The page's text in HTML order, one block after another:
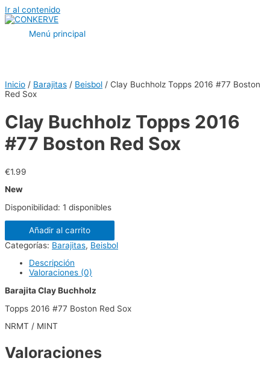
Ir al contenido
Menú principal
Inicio / Barajitas / Beisbol / Clay Buchholz Topps 2016 #77 Boston
Red Sox
Clay Buchholz Topps 2016
#77 Boston Red Sox
€1.99
New
Disponibilidad: 1 disponibles
Añadir al carrito
Categorías: Barajitas, Beisbol
Descripción
Valoraciones (0)
Barajita Clay Buchholz
Topps 2016 #77 Boston Red Sox
NRMT / MINT
Valoraciones